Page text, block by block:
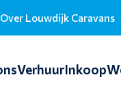
Over Louwdijk Caravans
VerhuurInkoop